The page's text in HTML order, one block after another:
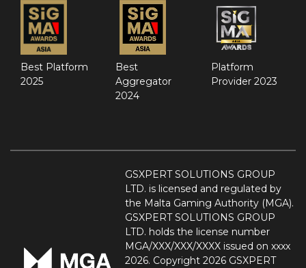
Best Platform
2025
Best
Aggregator
2024
Platform
Provider 2023
GSXPERT SOLUTIONS GROUP
LTD. is licensed and regulated by
the Malta Gaming Authority (MGA).
GSXPERT SOLUTIONS GROUP
LTD. holds the license number
MGA/XXX/XXX/XXXX issued on xxxx
2026. Copyright 2026 GSXPERT